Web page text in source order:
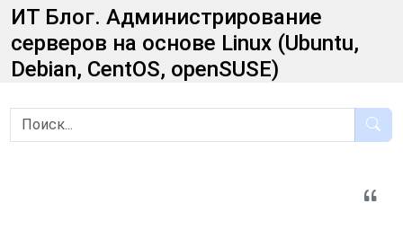
ИТ Блог. Администрирование
серверов на основе Linux (Ubuntu,
Debian, CentOS, openSUSE)